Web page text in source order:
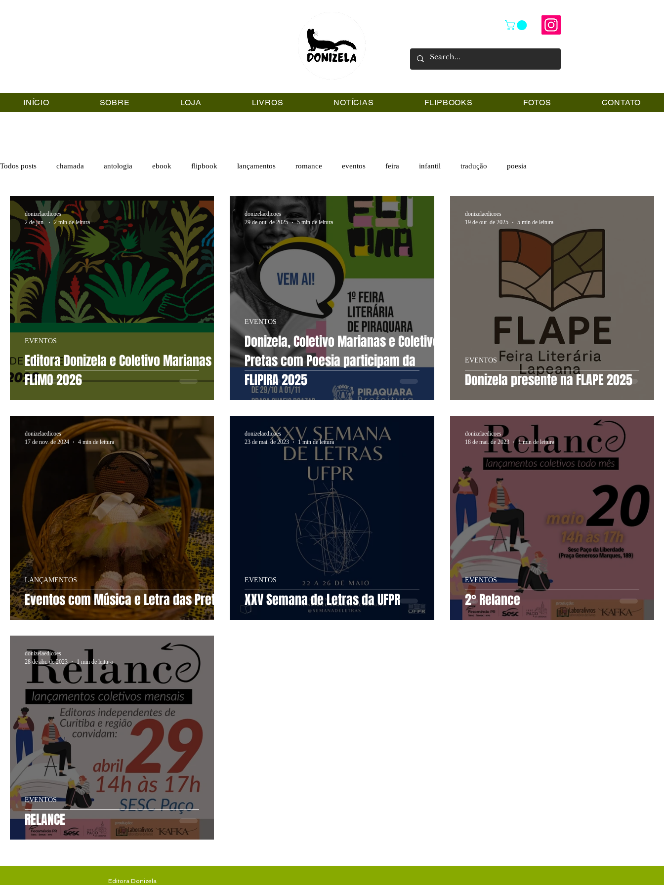
INÍCIO SOBRE LOJA LIVROS NOTÍCIAS FLIPBOOKS FOTOS CONTATO
Todos posts chamada antologia ebook flipbook lançamentos romance eventos feira infantil tradução poesia
Editora Donizela e Coletivo Marianas na
FLIMO 2026
EVENTOS
donizelaedicoes
2 de jun.
2 min de leitura
Donizela, Coletivo Marianas e Coletivo
Pretas com Poesia participam da
FLIPIRA 2025
EVENTOS
donizelaedicoes
29 de out. de 2025
5 min de leitura
Donizela presente na FLAPE 2025
EVENTOS
donizelaedicoes
19 de out. de 2025
5 min de leitura
Eventos com Música e Letra das Pretas
LANÇAMENTOS
donizelaedicoes
17 de nov. de 2024
4 min de leitura
XXV Semana de Letras da UFPR
EVENTOS
donizelaedicoes
23 de mai. de 2023
1 min de leitura
2° Relance
EVENTOS
donizelaedicoes
18 de mai. de 2023
1 min de leitura
RELANCE
EVENTOS
donizelaedicoes
28 de abr. de 2023
1 min de leitura
Editora Donizela